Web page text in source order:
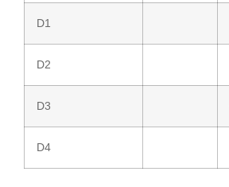
D1
D2
D3
D4